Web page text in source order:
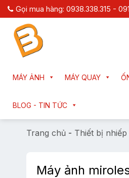
Chuyển
đến
dung
Gọi mua hàng: 0938.338.315 -
MÁY ẢNH MÁY QUAY
BLOG - TIN TỨC
Trang chủ - Thiết bị nhiếp
Máy ảnh